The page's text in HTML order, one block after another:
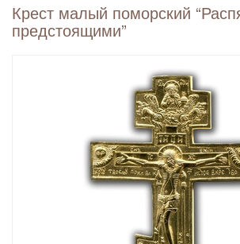
Крест малый поморский
предстоящими”